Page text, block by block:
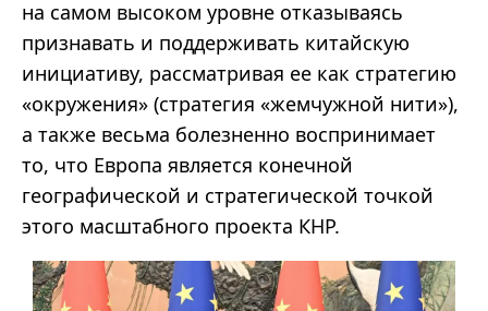
на самом высоком уровне отказываясь
признавать и поддерживать китайскую
инициативу, рассматривая ее как стратегию
«окружения» (стратегия «жемчужной нити»),
а также весьма болезненно воспринимает
то, что Европа является конечной
географической и стратегической точкой
этого масштабного проекта КНР.